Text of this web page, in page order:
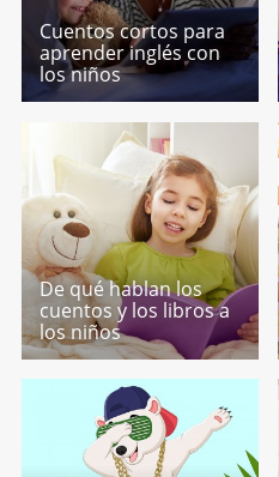
Cuentos cortos para
aprender inglés con
los niños
De qué hablan los
cuentos y los libros a
los niños